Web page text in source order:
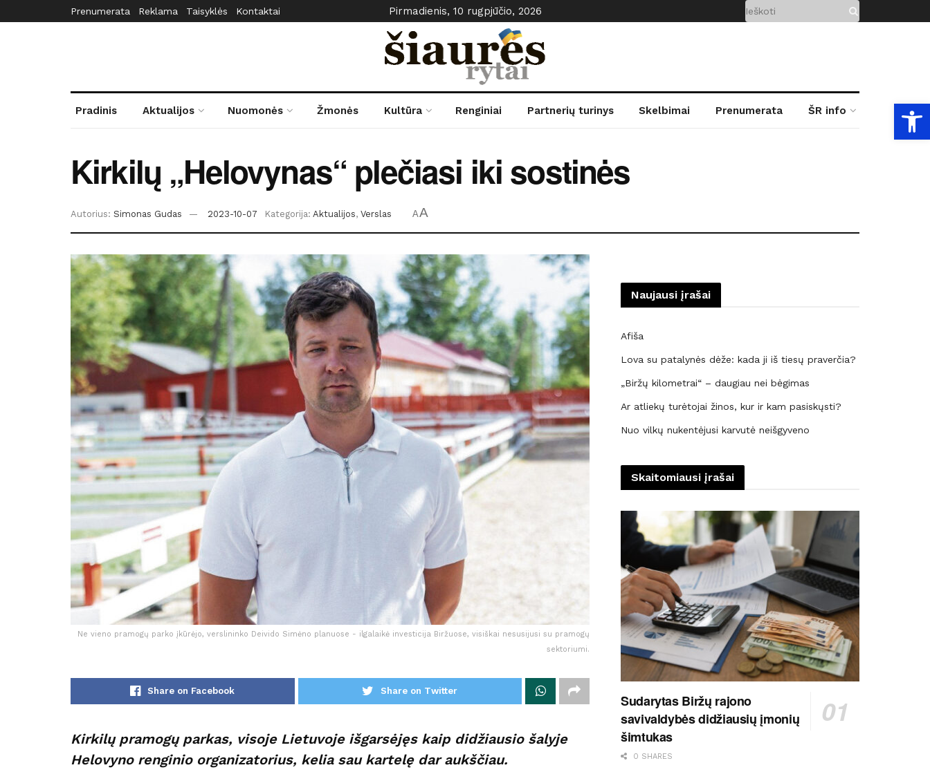
Prenumerata Reklama Taisyklės Kontaktai Pirmadienis, 10 rugpjūčio, 2026
Pradinis Aktualijos Nuomonės Žmonės Kultūra Renginiai Partnerių turinys Skelbimai Prenumerata ŠR info
Kirkilų „Helovynas“ plečiasi iki sostinės
Autorius: Simonas Gudas 2023-10-07 Kategorija: Aktualijos, Verslas AA
Ne vieno pramogų parko įkūrėjo, verslininko Deivido Simėno planuose - ilgalaikė investicija Biržuose, visiškai nesusijusi su pramogų
sektoriumi.
Share on Facebook Share on Twitter
Kirkilų pramogų parkas, visoje Lietuvoje išgarsėjęs kaip didžiausio šalyje
Helovyno renginio organizatorius, kelia sau kartelę dar aukščiau.
Naujausi įrašai
Afiša
Lova su patalynės dėže: kada ji iš tiesų praverčia?
„Biržų kilometrai“ – daugiau nei bėgimas
Ar atliekų turėtojai žinos, kur ir kam pasiskųsti?
Nuo vilkų nukentėjusi karvutė neišgyveno
Skaitomiausi įrašai
Sudarytas Biržų rajono
savivaldybės didžiausių įmonių
šimtukas
0 SHARES